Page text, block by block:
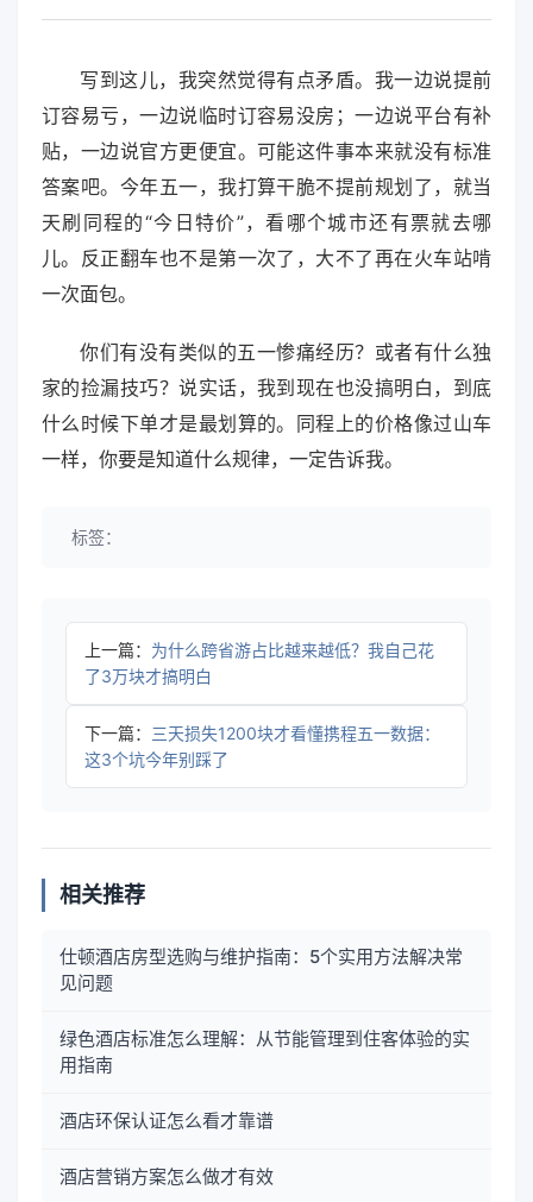
写到这儿，我突然觉得有点矛盾。我一边说提前
订容易亏，一边说临时订容易没房；一边说平台有补
贴，一边说官方更便宜。可能这件事本来就没有标准
答案吧。今年五一，我打算干脆不提前规划了，就当
天刷同程的“今日特价”，看哪个城市还有票就去哪
儿。反正翻车也不是第一次了，大不了再在火车站啃
一次面包。
你们有没有类似的五一惨痛经历？或者有什么独
家的捡漏技巧？说实话，我到现在也没搞明白，到底
什么时候下单才是最划算的。同程上的价格像过山车
一样，你要是知道什么规律，一定告诉我。
标签：
上一篇： 为什么跨省游占比越来越低？我自己花
了3万块才搞明白
下一篇： 三天损失1200块才看懂携程五一数据：
这3个坑今年别踩了
相关推荐
仕顿酒店房型选购与维护指南：5个实用方法解决常
见问题
绿色酒店标准怎么理解：从节能管理到住客体验的实
用指南
酒店环保认证怎么看才靠谱
酒店营销方案怎么做才有效